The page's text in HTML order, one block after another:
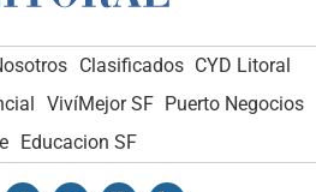
Clasificados CYD Litoral
VivíMejor SF Puerto Negocios
Educacion SF